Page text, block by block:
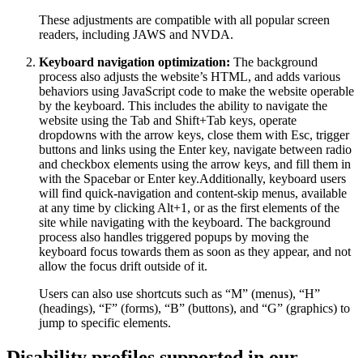
These adjustments are compatible with all popular screen
readers, including JAWS and NVDA.
Keyboard navigation optimization: The background
process also adjusts the website’s HTML, and adds various
behaviors using JavaScript code to make the website operable
by the keyboard. This includes the ability to navigate the
website using the Tab and Shift+Tab keys, operate
dropdowns with the arrow keys, close them with Esc, trigger
buttons and links using the Enter key, navigate between radio
and checkbox elements using the arrow keys, and fill them in
with the Spacebar or Enter key.Additionally, keyboard users
will find quick-navigation and content-skip menus, available
at any time by clicking Alt+1, or as the first elements of the
site while navigating with the keyboard. The background
process also handles triggered popups by moving the
keyboard focus towards them as soon as they appear, and not
allow the focus drift outside of it.
Users can also use shortcuts such as “M” (menus), “H”
(headings), “F” (forms), “B” (buttons), and “G” (graphics) to
jump to specific elements.